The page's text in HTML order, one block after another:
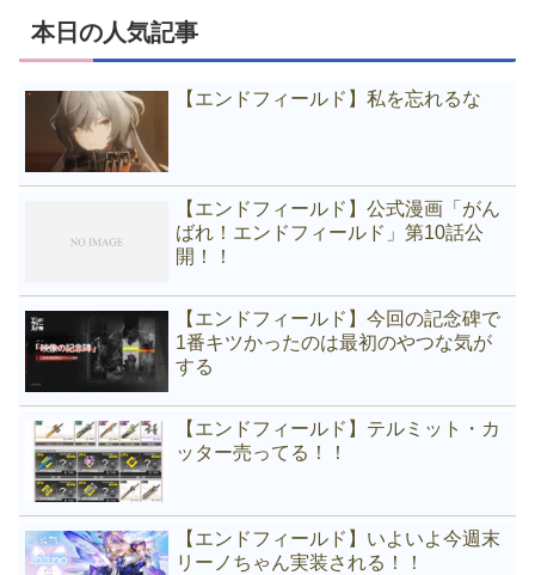
本日の人気記事
【エンドフィールド】私を忘れるな
【エンドフィールド】公式漫画「がん
ばれ！エンドフィールド」第10話公
開！！
【エンドフィールド】今回の記念碑で
1番キツかったのは最初のやつな気が
する
【エンドフィールド】テルミット・カ
ッター売ってる！！
【エンドフィールド】いよいよ今週末
リーノちゃん実装される！！